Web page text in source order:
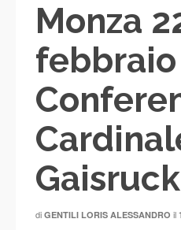
Monza
febbraio
Gaisruck
di GENTILI LORIS ALESSANDRO il